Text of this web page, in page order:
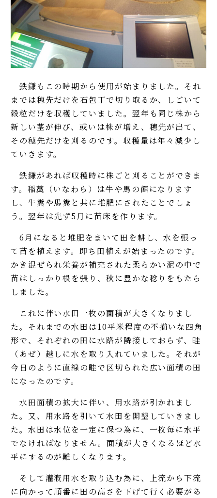
鉄鎌もこの時期から使用が始まりました。それ
までは穂先だけを石包丁で切り取るか、しごいて
穀粒だけを収穫していました。翌年も同じ株から
新しい茎が伸び、或いは株が増え、穂先が出て、
その穂先だけを刈るのです。収穫量は年々減少し
ていきます。
鉄鎌があれば収穫時に株ごと刈ることができま
す。稲藁（いなわら）は牛や馬の餌になります
し、牛糞や馬糞と共に堆肥にされたことでしょ
う。翌年は先ず5月に苗床を作ります。
6月になると堆肥をまいて田を耕し、水を張っ
て苗を植えます。即ち田植えが始まったのです。
かき混ぜられ栄養が補充された柔らかい泥の中で
苗はしっかり根を張り、秋に豊かな稔りをもたら
しました。
これに伴い水田一枚の面積が大きくなりまし
た。それまでの水田は10平米程度の不揃いな四角
形で、それぞれの田に水路が隣接しておらず、畦
（あぜ）越しに水を取り入れていました。それが
今日のように直線の畦で区切られた広い面積の田
になったのです。
水田面積の拡大に伴い、用水路が引かれまし
た。又、用水路を引いて水田を開墾していきまし
た。水田は水位を一定に保つ為に、一枚毎に水平
でなければなりません。面積が大きくなるほど水
平にするのが難しくなります。
そして灌漑用水を取り込む為に、上流から下流
に向かって順番に田の高さを下げて行く必要があ